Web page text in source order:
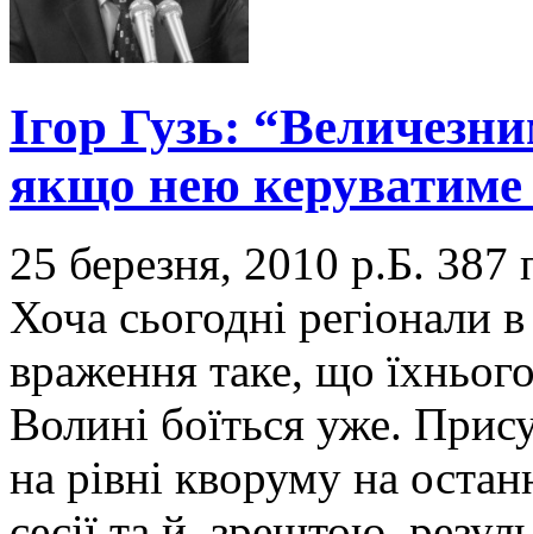
Ігор Гузь:
якщо нею керуватиме
25 березня, 2010 р.Б. 387
Хоча сьогодні регіонали
враження таке, що
Волині боїться уже.
на рівні кворуму на